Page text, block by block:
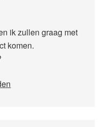
ik zullen graag met
komen.